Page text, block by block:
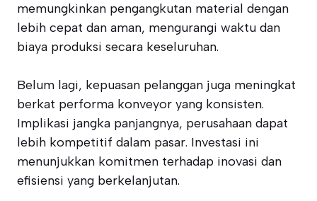
memungkinkan pengangkutan material dengan
lebih cepat dan aman, mengurangi waktu dan
biaya produksi secara keseluruhan.
Belum lagi, kepuasan pelanggan juga meningkat
berkat performa konveyor yang konsisten.
Implikasi jangka panjangnya, perusahaan dapat
lebih kompetitif dalam pasar. Investasi ini
menunjukkan komitmen terhadap inovasi dan
efisiensi yang berkelanjutan.